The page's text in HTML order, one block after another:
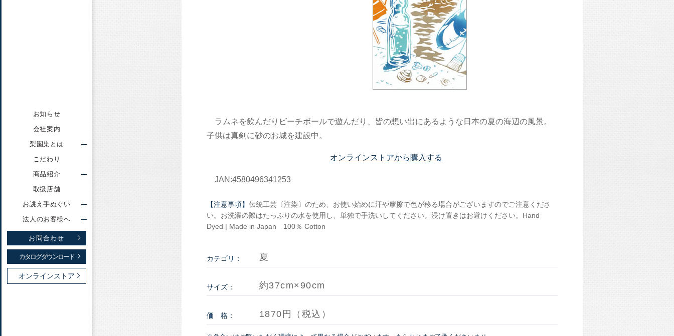
お知らせ
会社案内
梨園染とは
こだわり
商品紹介
展示用品
取扱店舗
お誂え手ぬぐい
法人のお客様へ
お問合わせ
カタログダウンロード
オンラインストア
ラムネを飲んだりビーチボールで遊んだり、皆の想い出にあるような日本の夏の海辺の風景。
子供は真剣に砂のお城を建設中。
オンラインストアから購入する
JAN:4580496341253
【注意事項】 伝統工芸〔注染〕のため、お使い始めに汗や摩擦で色が移る場合がございますのでご注意くださ
い。お洗濯の際はたっぷりの水を使用し、単独で手洗いしてください。浸け置きはお避けください。Hand
Dyed | Made in Japan 100％ Cotton
カテゴリ： 夏
サイズ： 約37cm×90cm
価 格： 1870円（税込）